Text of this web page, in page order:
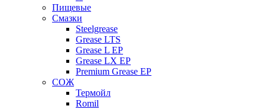
Пищевые
Смазки
Steelgrease
Grease LTS
Grease L EP
Grease LX EP
Premium Grease EP
СОЖ
Термойл
Romil